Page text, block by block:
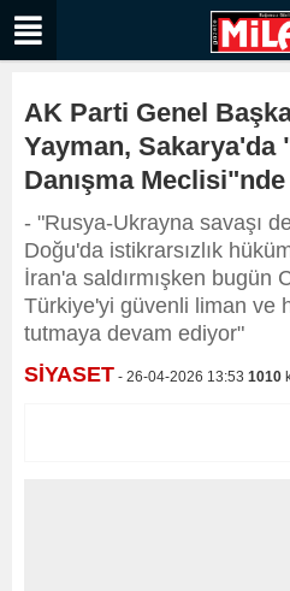
AK Parti Genel
Yayman,
Danışma
- "Rusya-Ukrayna savaşı
Doğu'da istikrarsızlık
İran'a saldırmışken bugün
Türkiye'yi güvenli liman ve
tutmaya devam ediyor"
SİYASET - 26-04-2026 13:53 1010